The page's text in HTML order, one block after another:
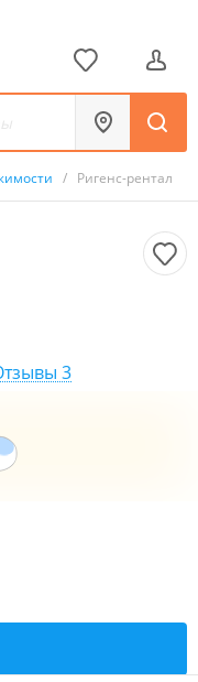
/ Ригенс-рентал
3